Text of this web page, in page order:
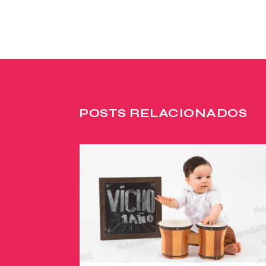
POSTS RELACIONADOS